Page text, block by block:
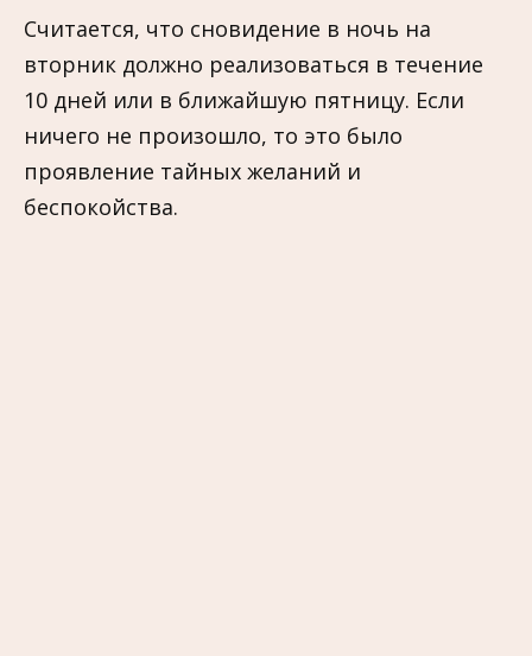
Считается, что сновидение в ночь на
вторник должно реализоваться в течение
10 дней или в ближайшую пятницу. Если
ничего не произошло, то это было
проявление тайных желаний и
беспокойства.